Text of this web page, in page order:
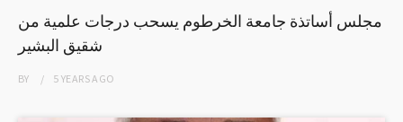
مجلس أساتذة جامعة الخرطوم يسحب درجات علمية من
شقيق البشير
BY 5 YEARSAGO